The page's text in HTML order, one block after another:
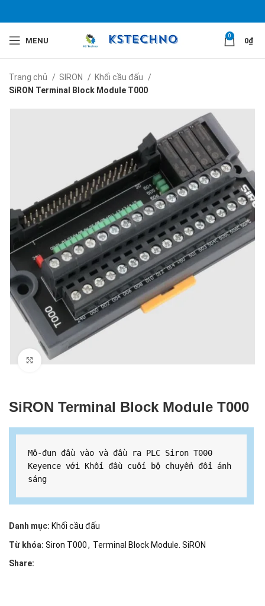
MENU
0
0₫
Trang chủ SIRON
Khối cầu đấu
SiRON Terminal Block Module T000
Click to enlarge
SiRON Terminal Block Module T000
Mô-đun đầu vào và đầu ra PLC Siron T000
Keyence với Khối đầu cuối bộ chuyển đổi ánh
sáng
Danh mục: Khối cầu đấu
Từ khóa: Siron T000, Terminal Block Module. SiRON
Share: